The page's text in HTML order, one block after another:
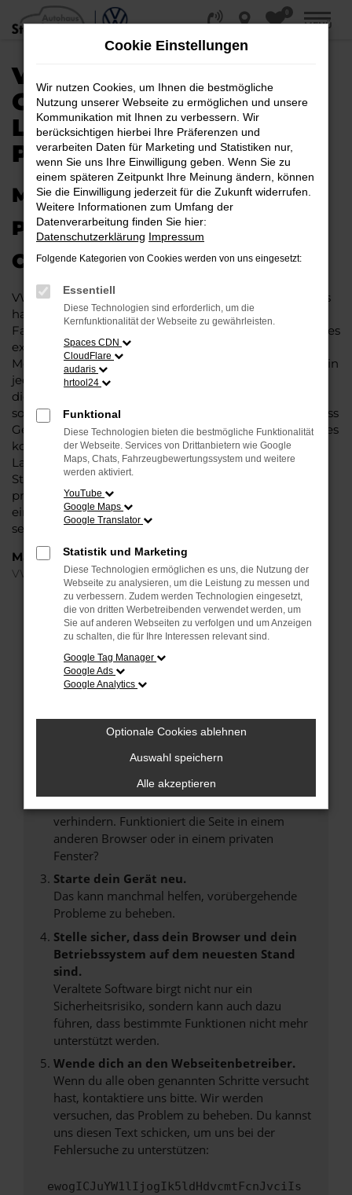
Zum
Hauptinhalt
0
MENÜ
VW T-CROSS
GEBRAUCHTWAGEN |
LIEFERSERVICE NACH
PADERBORN
MIT RABATT DURCH
PADERBORN MIT DEM VW T-
CROSS GEBRAUCHTWAGEN
VW T-Cross Gebrauchtwagen liegen im Trend und das
hat einen vergleichsweise einfachen Grund. Ob für
Fahrten in und um Paderborn oder längere Strecken: es
existieren schlichtweg kaum Fahrzeuge, die diesem
Modell das Wasser reichen können. Die Qualität steht in
jeder Modellgeneration außer Frage. Hinzu kommen
die vielfältigen Möglichkeiten einer Individualisierung
sowie die zahlreichen Assistenzsysteme. Ein VW T-Cross
Gebrauchtwagen für Paderborn ist ein Fahrzeug, wie es
kompletter nicht sein könnte und überzeugt durch
Langlebigkeit und einen sehr soliden Werterhalt. Bei
Steinböhmer kommt hinzu, dass Sie sich über einen
preislichen Nachlass freuen dürfen und beim Kauf auf
ein Unternehmen mit mehr als 80 Jahren Erfahrung
setzen.
Marken
VW
FEHLER: NETWORK ERROR
Hier sind ein paar Tipps, die dir helfen können:
Überprüfe deine Firewall und deine
Laden andere Webseiten, zum Beispiel deine
Prüfe deine Browsererweiterungen.
Manche Erweiterungen, wie Werbeblocker,
verhindern. Funktioniert die Seite in einem
anderen Browser oder in einem privaten
Fenster?
Starte dein Gerät neu.
Das kann manchmal helfen, vorübergehende
Probleme zu beheben.
Stelle sicher, dass dein Browser und dein
Betriebssystem auf dem neuesten Stand
sind.
Veraltete Software birgt nicht nur ein
Sicherheitsrisiko, sondern kann auch dazu
führen, dass bestimmte Funktionen nicht mehr
unterstützt werden.
Wende dich an den Webseitenbetreiber.
Wenn du alle oben genannten Schritte versucht
hast, kontaktiere uns bitte. Wir werden
versuchen, das Problem zu beheben. Du kannst
uns diesen Text schicken, um uns bei der
Fehlersuche zu unterstützen:
ewogICJuYW1lIjogIk5ldHdvcmtFcnJvciIs
Cookie Einstellungen
Wir nutzen Cookies, um Ihnen die bestmögliche
Nutzung unserer Webseite zu ermöglichen und unsere
Kommunikation mit Ihnen zu verbessern. Wir
berücksichtigen hierbei Ihre Präferenzen und
verarbeiten Daten für Marketing und Statistiken nur,
wenn Sie uns Ihre Einwilligung geben. Wenn Sie zu
einem späteren Zeitpunkt Ihre Meinung ändern, können
Sie die Einwilligung jederzeit für die Zukunft widerrufen.
Weitere Informationen zum Umfang der
Datenverarbeitung finden Sie hier:
Datenschutzerklärung Impressum
Folgende Kategorien von Cookies werden von uns eingesetzt:
Essentiell
Diese Technologien sind erforderlich, um die
Kernfunktionalität der Webseite zu gewährleisten.
Spaces CDN
CloudFlare
audaris
hrtool24
Funktional
Diese Technologien bieten die bestmögliche Funktionalität
der Webseite. Services von Drittanbietern wie Google
Maps, Chats, Fahrzeugbewertungssystem und weitere
werden aktiviert.
YouTube
Google Maps
Google Translator
Statistik und Marketing
Diese Technologien ermöglichen es uns, die Nutzung der
Webseite zu analysieren, um die Leistung zu messen und
zu verbessern. Zudem werden Technologien eingesetzt,
die von dritten Werbetreibenden verwendet werden, um
Sie auf anderen Webseiten zu verfolgen und um Anzeigen
zu schalten, die für Ihre Interessen relevant sind.
Google Tag Manager
Google Ads
Google Analytics
Optionale Cookies ablehnen
Auswahl speichern
Alle akzeptieren